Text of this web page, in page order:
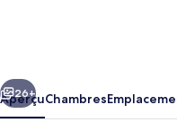
Long
Island
Suivant
26+
AperçuChambres